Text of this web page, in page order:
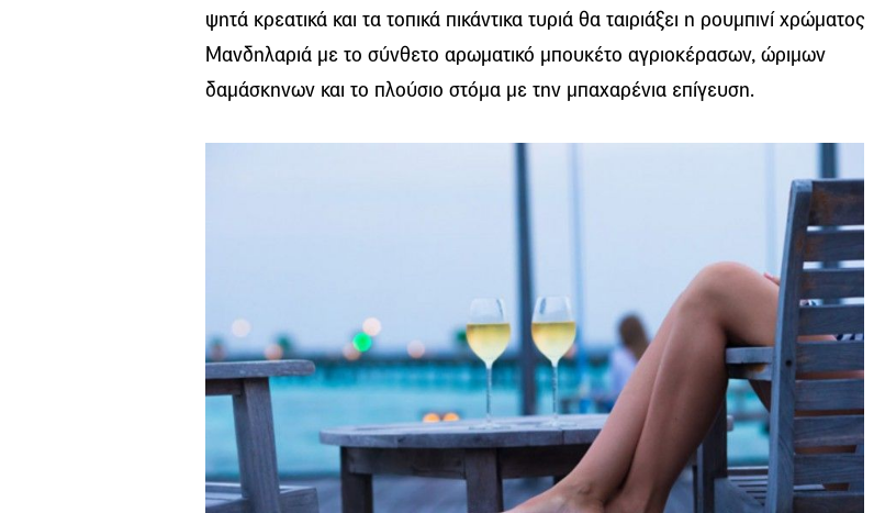
ψητά κρεατικά και τα τοπικά πικάντικα τυριά θα ταιριάξει η ρουμπινί χρώματος
Μανδηλαριά με το σύνθετο αρωματικό μπουκέτο αγριοκέρασων, ώριμων
δαμάσκηνων και το πλούσιο στόμα με την μπαχαρένια επίγευση.